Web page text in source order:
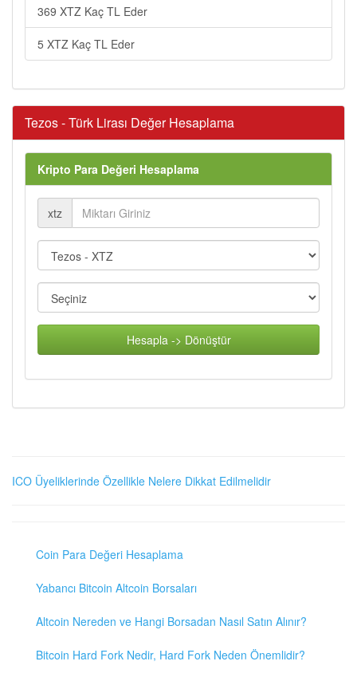
369 XTZ Kaç TL Eder
5 XTZ Kaç TL Eder
Tezos - Türk Lirası Değer Hesaplama
Kripto Para Değeri Hesaplama
xtz
Hesapla -> Dönüştür
ICO Üyeliklerinde Özellikle Nelere Dikkat Edilmelidir
Coin Para Değeri Hesaplama
Yabancı Bitcoin Altcoin Borsaları
Altcoin Nereden ve Hangi Borsadan Nasıl Satın Alınır?
Bitcoin Hard Fork Nedir, Hard Fork Neden Önemlidir?